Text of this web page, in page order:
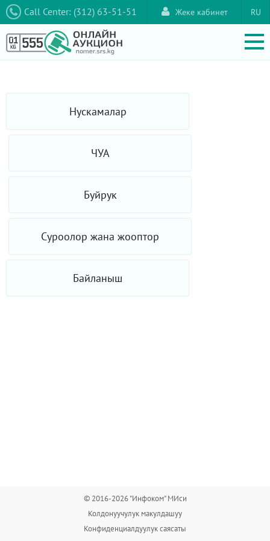
Call Center: (312) 63-51-51 RU
Жеке кабинет
Нускамалар
ЧУА
Буйрук
Суроолор жана жооптор
Байланыш
© 2016-2026 "Инфоком" МИси
Колдонуучулук макулдашуу
Конфиденциалдуулук саясаты